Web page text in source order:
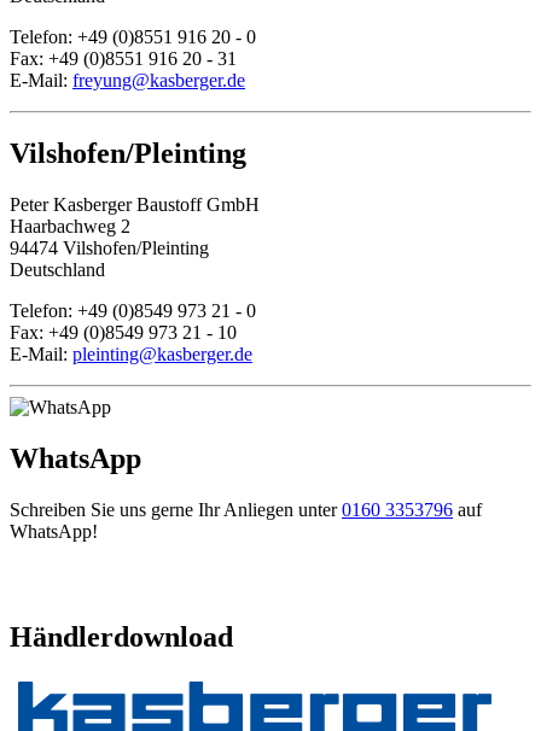
Telefon: +49 (0)8551 916 20 - 0
Fax: +49 (0)8551 916 20 - 31
E-Mail: freyung@kasberger.de
Vilshofen/Pleinting
Peter Kasberger Baustoff GmbH
Haarbachweg 2
94474 Vilshofen/Pleinting
Deutschland
Telefon: +49 (0)8549 973 21 - 0
Fax: +49 (0)8549 973 21 - 10
E-Mail: pleinting@kasberger.de
WhatsApp
Schreiben Sie uns gerne Ihr Anliegen unter0160 3353796 auf
WhatsApp!
Händlerdownload